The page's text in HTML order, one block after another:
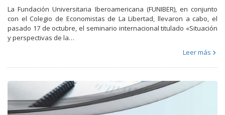
La Fundación Universitaria Iberoamericana (FUNIBER), en conjunto
con el Colegio de Economistas de La Libertad, llevaron a cabo, el
pasado 17 de octubre, el seminario internacional titulado «Situación
y perspectivas de la…
Leer más